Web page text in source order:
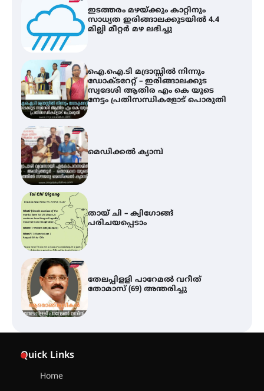
ഐ.ഐ.ടി മദ്രാസ്സിൽ നിന്നും
ഡോക്ടറേറ്റ് – ഇരിങ്ങാലക്കുട
സ്വദേശി ആതിര എം കെ യുടെ
നേട്ടം പ്രതിസന്ധികളോട് പൊരുതി
മെഡിക്കൽ ക്യാമ്പ്
തായ് ചി – ക്വിഗോങ്ങ്
പരിചയപ്പെടാം
തേലപ്പിളളി പാറേമൽ വറീത്
തോമാസ് (69) അന്തരിച്ചു
സർഗ്ഗസാഹിതി- കവിതാസംഗമം
2026 കവിതാ ചർച്ച കാട്ടൂർ, ടി. കെ.
ബാലൻ ഹാളിൽ 16ന്
Quick Links
Home